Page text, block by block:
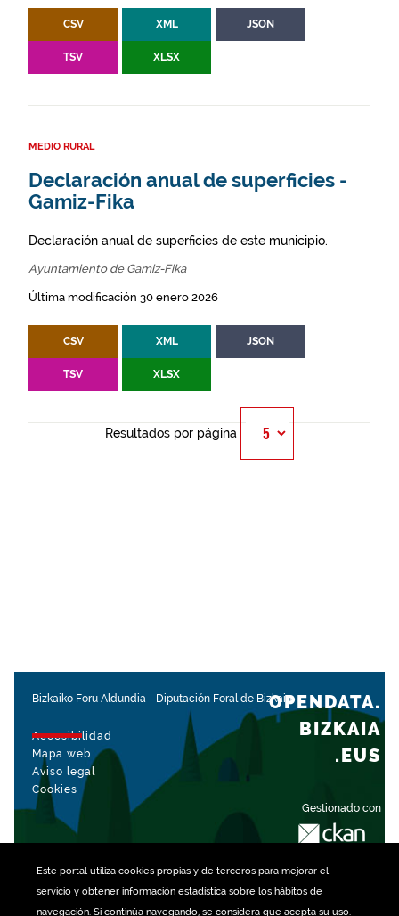
Este portal utiliza cookiespropias y de terceros para mejorar el
servicio y obtener información estadística sobre los hábitos de
navegación. Si continúa navegando, se considera que acepta su uso.
CSV XML JSON
TSV XLSX
MEDIO RURAL
Declaración anual de superficies -
Gamiz-Fika
Declaración anual de superficies de este municipio.
Ayuntamiento de Gamiz-Fika
Última modificación 30 enero 2026
CSV XML JSON
TSV XLSX
Resultados por página
Bizkaiko Foru Aldundia - Diputación Foral de Bizkaia
Accesibilidad
Mapa web
Aviso legal
Cookies
Gestionado con
OPENDATA.
BIZKAIA
.EUS